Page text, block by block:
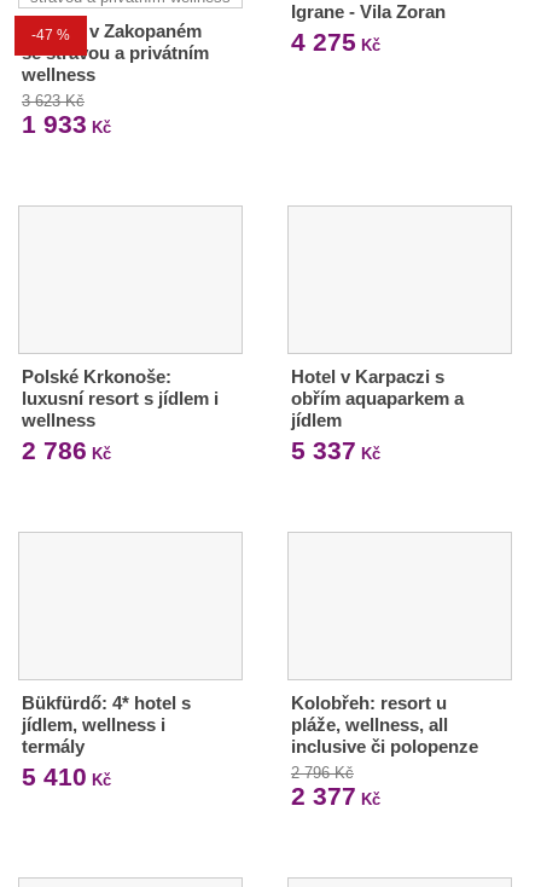
-47 %
4* relax v Zakopaném
se stravou a privátním
wellness
3 623 Kč
1 933 Kč
Igrane - Vila Zoran
4 275 Kč
Polské Krkonoše:
luxusní resort s jídlem i
wellness
2 786 Kč
Hotel v Karpaczi s
obřím aquaparkem a
jídlem
5 337 Kč
Bükfürdő: 4* hotel s
jídlem, wellness i
termály
5 410 Kč
Kolobřeh: resort u
pláže, wellness, all
inclusive či polopenze
2 796 Kč
2 377 Kč